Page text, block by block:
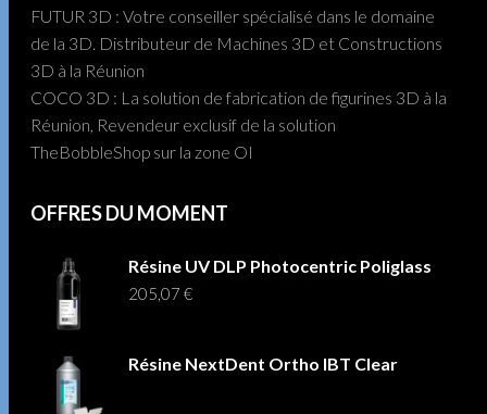
FUTUR 3D : Votre conseiller spécialisé dans le domaine
de la 3D. Distributeur de Machines 3D et Constructions
3D à la Réunion
COCO 3D : La solution de fabrication de figurines 3D à la
Réunion, Revendeur exclusif de la solution
TheBobbleShop sur la zone OI
OFFRES DU MOMENT
Résine UV DLP Photocentric Poliglass
205,07€
Résine NextDent Ortho IBT Clear